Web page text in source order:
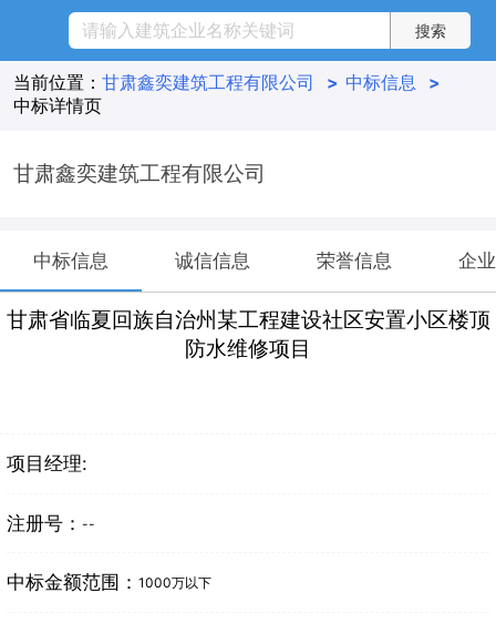
当前位置： 甘肃鑫奕建筑工程有限公司 > 中标信息
>
中标详情页
甘肃鑫奕建筑工程有限公司
中标信息 诚信信息 荣誉信息 企
甘肃省临夏回族自治州某工程建设社区安置小区楼顶
防水维修项目
项目经理:
注册号： --
中标金额范围： 1000万以下